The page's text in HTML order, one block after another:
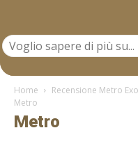
Home
Recensione Metro
Metro
Metro